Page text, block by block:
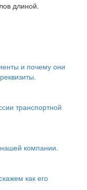
длиной.
и почему они
транспортной
компании.
как его